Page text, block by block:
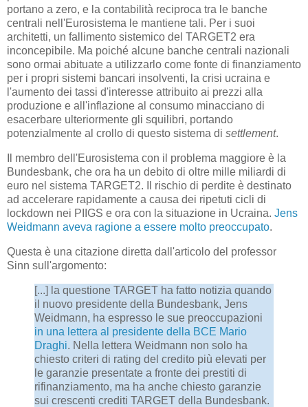
portano a zero, e la contabilità reciproca tra le banche
centrali nell'Eurosistema le mantiene tali. Per i suoi
architetti, un fallimento sistemico del TARGET2 era
inconcepibile. Ma poiché alcune banche centrali nazionali
sono ormai abituate a utilizzarlo come fonte di finanziamento
per i propri sistemi bancari insolventi, la crisi ucraina e
l'aumento dei tassi d'interesse attribuito ai prezzi alla
produzione e all'inflazione al consumo minacciano di
esacerbare ulteriormente gli squilibri, portando
potenzialmente al crollo di questo sistema di settlement.
Il membro dell'Eurosistema con il problema maggiore è la
Bundesbank, che ora ha un debito di oltre mille miliardi di
euro nel sistema TARGET2. Il rischio di perdite è destinato
ad accelerare rapidamente a causa dei ripetuti cicli di
lockdown nei PIIGS e ora con la situazione in Ucraina. Jens
Weidmann aveva ragione a essere molto preoccupato.
Questa è una citazione diretta dall'articolo del professor
Sinn sull'argomento:
[...] la questione TARGET ha fatto notizia quando
il nuovo presidente della Bundesbank, Jens
Weidmann, ha espresso le sue preoccupazioni
in una lettera al presidente della BCE Mario
Draghi. Nella lettera Weidmann non solo ha
chiesto criteri di rating del credito più elevati per
le garanzie presentate a fronte dei prestiti di
rifinanziamento, ma ha anche chiesto garanzie
sui crescenti crediti TARGET della Bundesbank.